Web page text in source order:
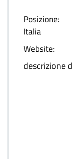
Posizione:
Italia
Website:
descrizione